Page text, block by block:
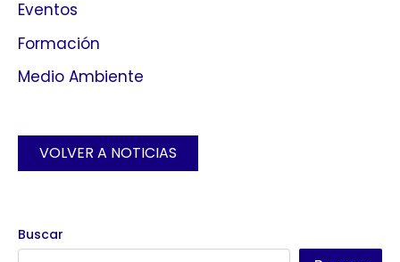
Eventos
Formación
Medio Ambiente
VOLVER A NOTICIAS
Buscar